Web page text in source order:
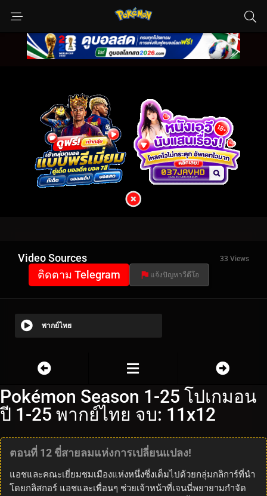
Video Sources 33 Views
ติดตาม Telegram แจ้งปัญหาวีดีโอ
พากย์ไทย
Pokémon Season 1-25 โปเกมอน
ปี 1-25 พากย์ไทย จบ: 11x12
ตอนที่ 12 ขี่สายลมแห่งการเปลี่ยนแปลง!
แอชและคณะเยี่ยมชมเมืองแห่งหนึ่งซึ่งเต็มไปด้วยกลุ่มกลิการ์ที่นำ
โดยกลิสกอร์ แอชและเพื่อนๆ ช่วยเจ้าหน้าที่เจนนี่พยายามกำจัด